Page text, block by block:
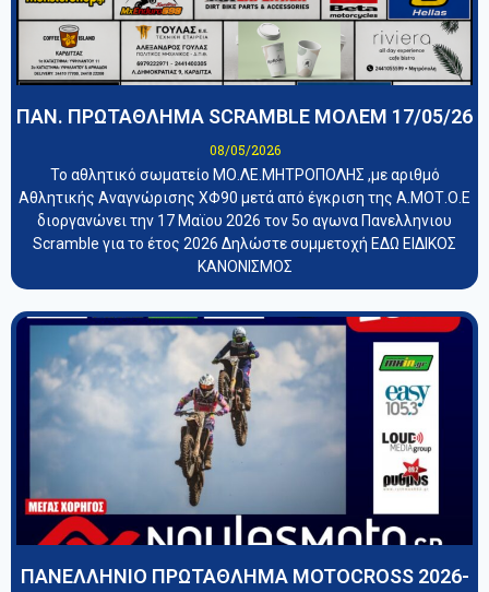
ΠΑΝ. ΠΡΩΤΑΘΛΗΜΑ SCRAMBLE ΜΟΛΕΜ 17/05/26
08/05/2026
Το αθλητικό σωματείο ΜΟ.ΛΕ.ΜΗΤΡΟΠΟΛΗΣ ,με αριθμό
Αθλητικής Αναγνώρισης ΧΦ90 μετά από έγκριση της Α.ΜΟΤ.Ο.Ε
διοργανώνει την 17 Μαϊου 2026 τον 5ο αγωνα Πανελληνιου
Scramble για το έτος 2026 Δηλώστε συμμετοχή ΕΔΩ ΕΙΔΙΚΟΣ
ΚΑΝΟΝΙΣΜΟΣ
ΠΑΝΕΛΛΗΝΙΟ ΠΡΩΤΑΘΛΗΜΑ MOTOCROSS 2026-